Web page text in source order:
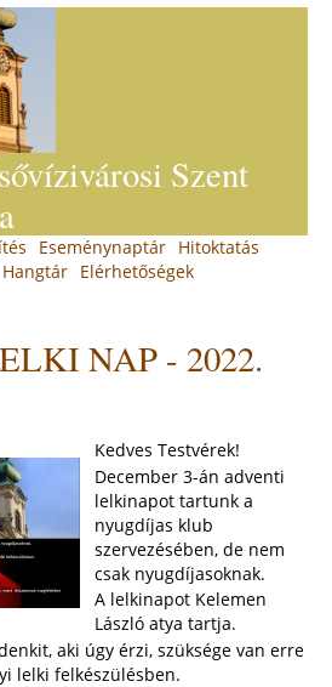
Szent
NAP - 2022.
Kedves Testvérek!
December 3-án adventi
lelkinapot tartunk a
nyugdíjas klub
szervezésében, de nem
csak nyugdíjasoknak.
A lelkinapot Kelemen
László atya tartja.
aki úgy érzi, szüksége van erre
lelki felkészülésben.
Eseménynaptár Hitoktatás
Hangtár Elérhetőségek